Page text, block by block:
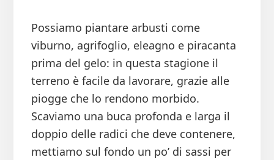
Possiamo piantare arbusti come
viburno, agrifoglio, eleagno e piracanta
prima del gelo: in questa stagione il
terreno è facile da lavorare, grazie alle
piogge che lo rendono morbido.
Scaviamo una buca profonda e larga il
doppio delle radici che deve contenere,
mettiamo sul fondo un po’ di sassi per